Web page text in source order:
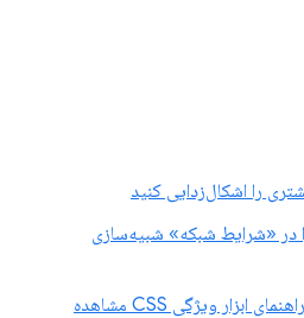
در «شرایط شبکه» شبیه‌سازی
وضعیت خط پایه را در راهنمای ابزار ویژگی CSS مشاهده